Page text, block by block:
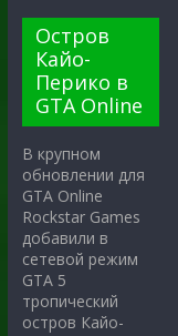
Остров
Кайо-
Перико в
GTA Online
В крупном
обновлении для
GTA Online
Rockstar Games
добавили в
сетевой режим
GTA 5
тропический
остров Кайо-